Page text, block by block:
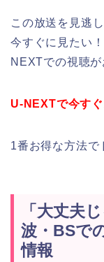
この放送を見逃
今すぐに見たい
NEXTでの視聴が
U-NEXTで今すぐ
1番お得な方法で
「大丈夫
波・BSで
情報